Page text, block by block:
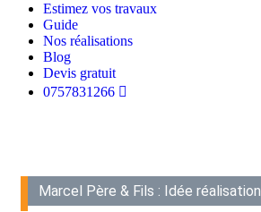
Estimez vos travaux
Guide
Nos réalisations
Blog
Devis gratuit
0757831266
Marcel Père & Fils : Idée réalisation